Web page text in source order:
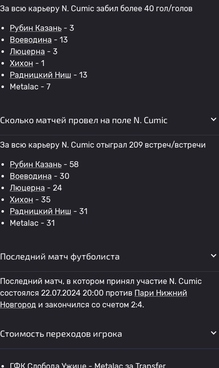
За всю карьеру N. Cumic забил более 40 гол/голов
Рубин Казань - 3
Воеводина - 13
Люцерна - 3
Хихон - 1
Радницкий Ниш - 13
Metalac - 7
Сколько матчей провел на поле N. Cumic
За всю карьеру N. Cumic отыграл 209 встреч/встречи
Рубин Казань - 58
Воеводина - 30
Люцерна - 24
Хихон - 35
Радницкий Ниш - 31
Metalac - 31
Последний матч футболиста
Последний матч, в котором принял участие N. Cumic
состоялся 22.07.2024 20:00 против Пари Нижний
Новгород и закончился со счетом 2:4.
Стоимость переходов игрока